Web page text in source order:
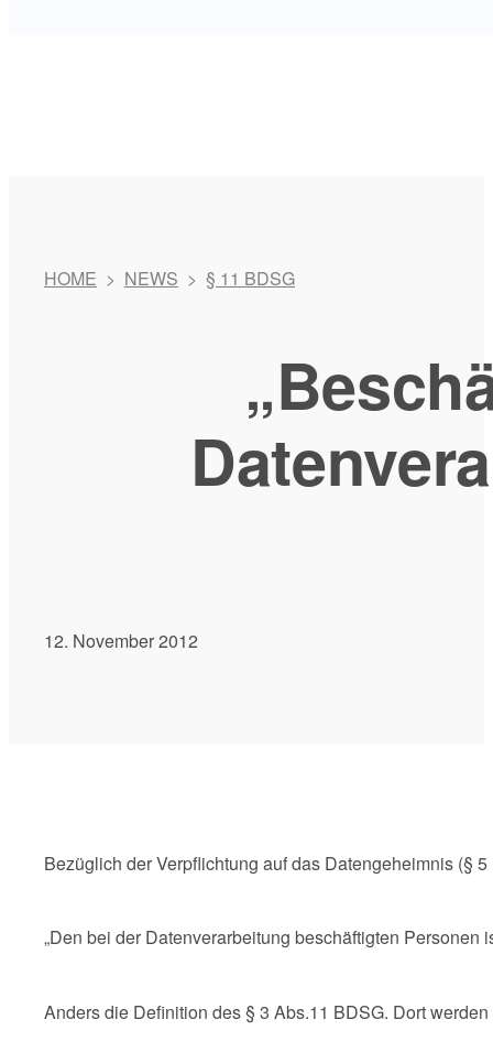
HOME > NEWS > § 11 BDSG
12. November 2012
Bezüglich der Verpflichtung auf das Datengeheimnis (§
„Den bei der Datenverarbeitung beschäftigten Personen
Anders die Definition des § 3 Abs.11 BDSG. Dort